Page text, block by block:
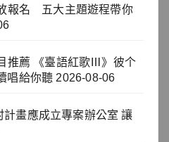
報名 五大主題遊程帶你
推薦 《臺語紅歌Ⅲ》彼个
唱給你聽 2026-08-06
計畫應成立專案辦公室 讓